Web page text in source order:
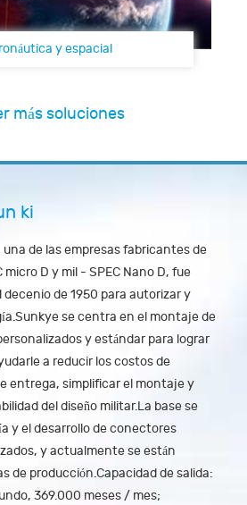
y espacial
más soluciones
ki
de las empresas fabricantes de
D y mil - SPEC Nano D, fue
de 1950 para autorizar y
se centra en el montaje de
y estándar para lograr
a reducir los costos de
entrega, simplificar el montaje y
del diseño militar.La base se
y el desarrollo de conectores
y actualmente se están
de producción.Capacidad de salida:
369.000 meses / mes;